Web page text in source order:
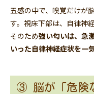
五感の中で、嗅覚だけが
す。視床下部は、自律神
そのため強い匂いは、急
いった自律神経症状を一
③ 脳が「危険